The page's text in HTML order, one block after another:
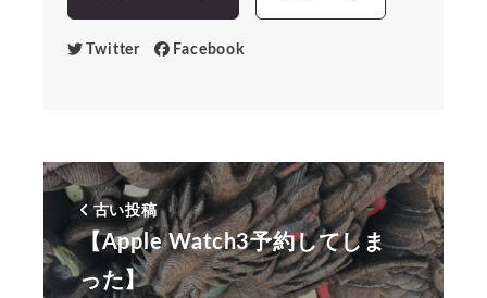
Twitter Facebook
古い投稿
【Apple Watch3予約してしま
った】